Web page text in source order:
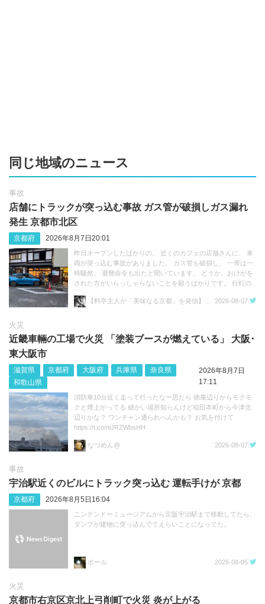
同じ地域のニュース
事故
店舗にトラックが突っ込む事故 ガス管が破損しガス漏れ
発生 京都市北区
京都府 2026年8月7日20:01
昨日オープンしたばかりの、 近くのカフェの店舗さんに、 車
両が突っ込む事故がありました。 ガス管も破損し、 一帯は一
時騒然。 避難命令も出たと聞いています。 どうか、おけがを
された方がいらっしゃらないことを願うばかりです。 行灯の
https://t.co/jcwPJIQv22 https://t.co/GaPGD6hgxg2026-08-07
火災
近畿車輛の工場で火災 「塗装ブースが燃えている」 大阪･
東大阪市
滋賀県 京都府 大阪府 兵庫県
奈良県
和歌山県
2026年8月7日
17:11
消防車10台近く走って行ったなー思たら 徳庵辺りからモクモ
クと煙上がってる 細かい場所知らんけど稲田本町から今津北
辺りかな？ ワンチャン通られへんかも？ お気を付けて
https://t.co/niJRZWbsHH
なつめん@ 2026-08-07
事故
宇治駅近くのビルにトラック突っ込む 運転手けが 京都
京都府 2026年8月5日16:04
ニンテンドーミュージアムから京阪宇治駅まで移動してたら、
ダンプが建物に突っ込んでてえらいことになってた。
ボール 2026-08-05
火災
京都市右京区京北上弓削町で火災 炎が上がる